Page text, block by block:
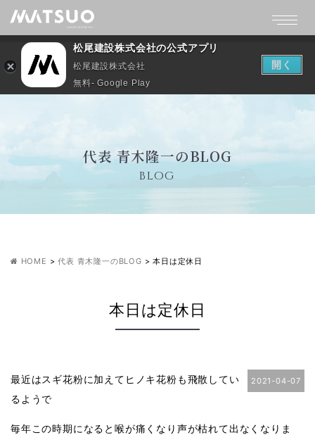
代表 青木隆一のBLOG
BLOG
HOME >代表 青木隆一のBLOG >本日は定休日
本日は定休日
2021-04-07
最近はスギ花粉に加えてヒノキ花粉も飛散してい
るようで
毎年この時期になると喉が痛くなり声が枯れて出なくなりま
松尾建設株式会社の公式アプリ
松尾建設株式会社
無料- Google Play
開く